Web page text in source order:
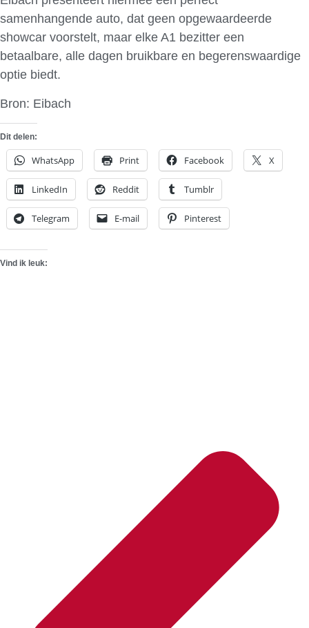
samenhangende auto, dat geen opgewaardeerde
showcar voorstelt, maar elke A1 bezitter een
betaalbare, alle dagen bruikbare en begerenswaardige
optie biedt.
Bron: Eibach
Dit delen:
WhatsApp Print Facebook X
LinkedIn Reddit Tumblr
Telegram E-mail Pinterest
Vind ik leuk: